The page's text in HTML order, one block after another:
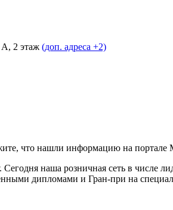
А, 2 этаж (доп. адреса +2)
что нашли информацию на портале
наша розничная сеть в числе
дипломами и Гран-при на